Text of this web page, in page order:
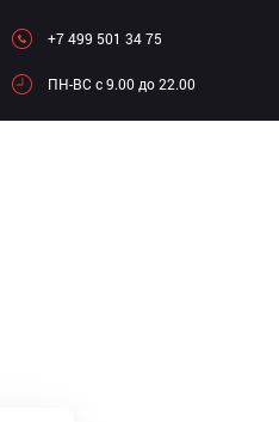
+7 499 501 34 75
ПН-ВC c 9.00 до 22.00